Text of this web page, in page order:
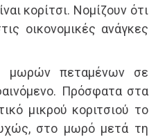
κορίτσι. Νομίζουν ότι
οικονομικές ανάγκες
μωρών πεταμένων σε
Πρόσφατα στα
μικρού κοριτσιού το
στο μωρό μετά τη